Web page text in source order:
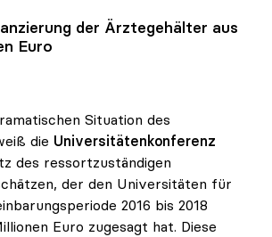
der Ärztegehälter aus
Euro
Situation des
die Universitätenkonferenz
des ressortzuständigen
der den Universitäten für
2016 bis 2018
Euro zugesagt hat. Diese